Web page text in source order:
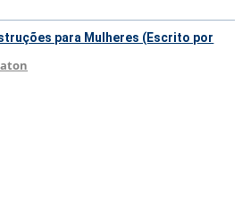
para Mulheres (Escrito por